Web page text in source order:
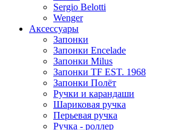
Sergio Belotti
Wenger
Аксессуары
Запонки
Запонки Encelade
Запонки Milus
Запонки TF EST. 1968
Запонки Полёт
Ручки и карандаши
Шариковая ручка
Перьевая ручка
Ручка - роллер